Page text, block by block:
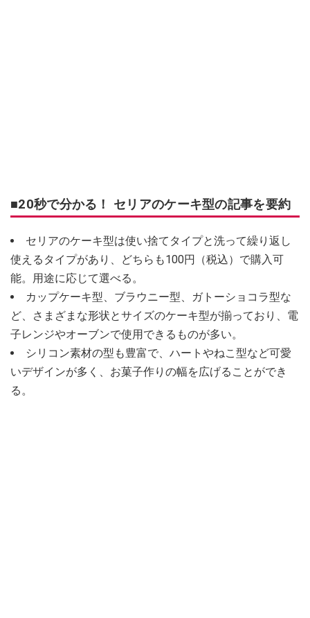
■20秒で分かる！ セリアのケーキ型の記事を要約
セリアのケーキ型は使い捨てタイプと洗って繰り返し
使えるタイプがあり、どちらも100円（税込）で購入可
能。用途に応じて選べる。
カップケーキ型、ブラウニー型、ガトーショコラ型な
ど、さまざまな形状とサイズのケーキ型が揃っており、電
子レンジやオーブンで使用できるものが多い。
シリコン素材の型も豊富で、ハートやねこ型など可愛
いデザインが多く、お菓子作りの幅を広げることができ
る。